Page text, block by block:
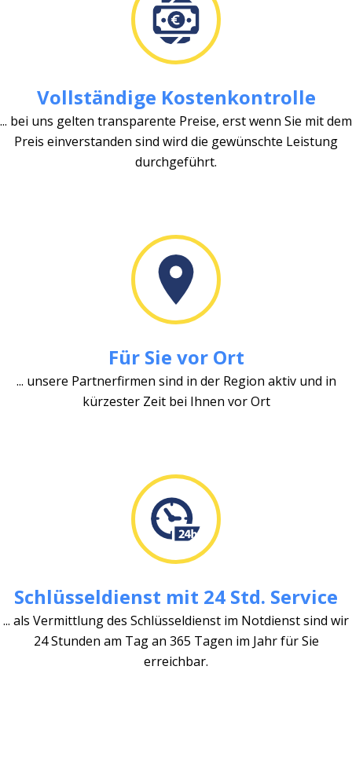
Vollständige Kostenkontrolle
... bei uns gelten transparente Preise, erst wenn Sie mit dem
Preis einverstanden sind wird die gewünschte Leistung
durchgeführt.
Für Sie vor Ort
... unsere Partnerfirmen sind in der Region aktiv und in
kürzester Zeit bei Ihnen vor Ort
Schlüsseldienst mit 24 Std. Service
... als Vermittlung des Schlüsseldienst im Notdienst sind wir
24 Stunden am Tag an 365 Tagen im Jahr für Sie
erreichbar.